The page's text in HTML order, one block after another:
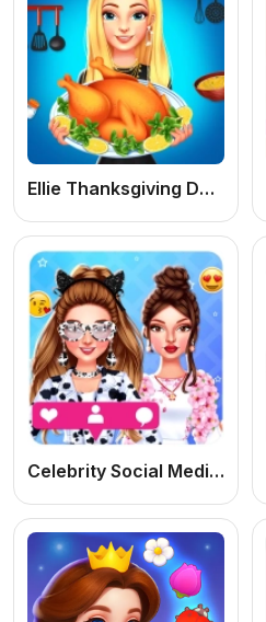
Ellie Thanksgiving Day: Jogo de Vestir e Moda Online Grátis de Ação de Graças
Celebrity Social Media Adventure: Jogo de Moda Online Grátis com Looks de Celebridades